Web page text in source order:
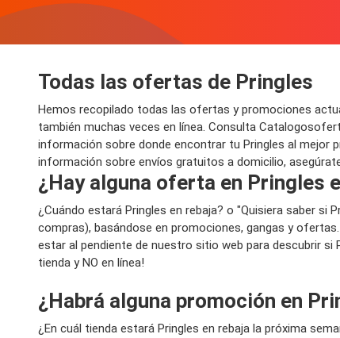
Todas las ofertas de Pringles
Hemos recopilado todas las ofertas y promociones
también muchas veces en línea. Consulta
información sobre donde encontrar tu Pringles al mejor
información sobre envíos gratuitos a domicilio,
¿Hay alguna oferta en Pringles
¿Cuándo estará Pringles en rebaja? o "Quisiera saber
compras), basándose en promociones, gangas y
estar al pendiente de nuestro sitio web para descubrir
tienda y NO en línea!
¿Habrá alguna promoción en
¿En cuál tienda estará Pringles en rebaja la próxima